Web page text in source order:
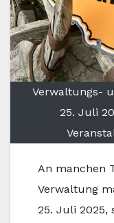
Verwaltungs-
25. Juli
An manchen
Verwaltung
25. Juli 2025,